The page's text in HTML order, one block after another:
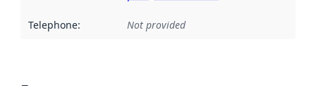
Telephone: Not provided